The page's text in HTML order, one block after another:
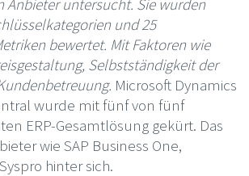
und 25
bewertet. Mit Faktoren wie
Selbstständigkeit der
Microsoft Dynamics
wurde mit fünf von fünf
ERP-Gesamtlösung gekürt. Das
wie SAP Business One,
hinter sich.